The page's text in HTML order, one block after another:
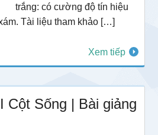
trắng: có cường độ tín hiệu
Tài liệu tham khảo […]
Xem tiếp
Cột Sống | Bài giảng